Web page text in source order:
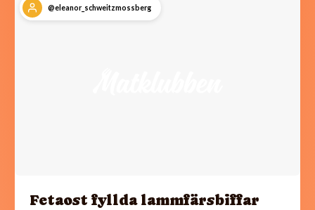
@eleanor_schweitzmossberg
Fetaost fyllda lammfärsbiffar